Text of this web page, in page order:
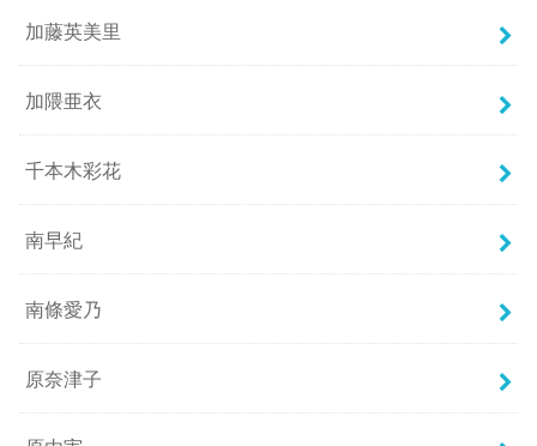
加藤英美里
加隈亜衣
千本木彩花
南早紀
南條愛乃
原奈津子